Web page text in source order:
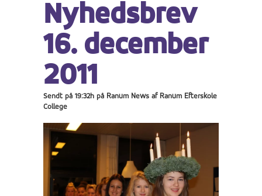
Nyhedsbrev
16. december
2011
Sendt på 19:32h på Ranum News af Ranum Efterskole
College